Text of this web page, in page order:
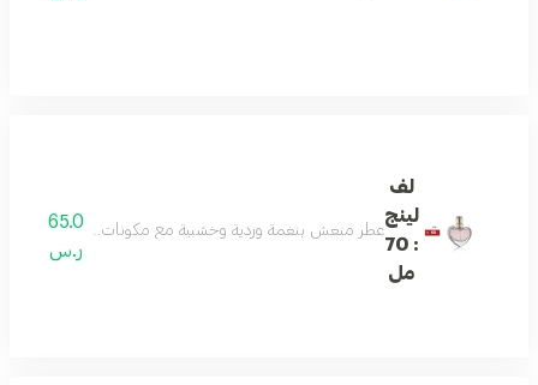
لف
لينج
: 70
مل
عطر منعش بنغمة وردية وخشبية مع مكونات علوية من65.0
ر.س